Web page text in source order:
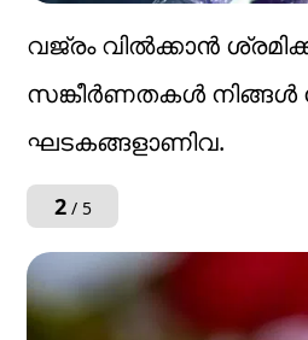
വജ്രം വില്‍ക്കാന്‍
സങ്കീര്‍ണതകള്‍ നിങ്ങള്‍
ഘടകങ്ങളാണിവ.
2/ 5